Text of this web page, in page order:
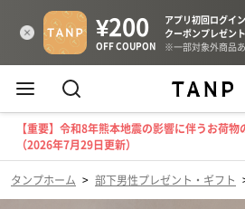
【重要】令和8年熊本地震の影響に伴うお荷
（2026年7月29日更新）
タンプホーム > 部下男性プレゼント・ギフト